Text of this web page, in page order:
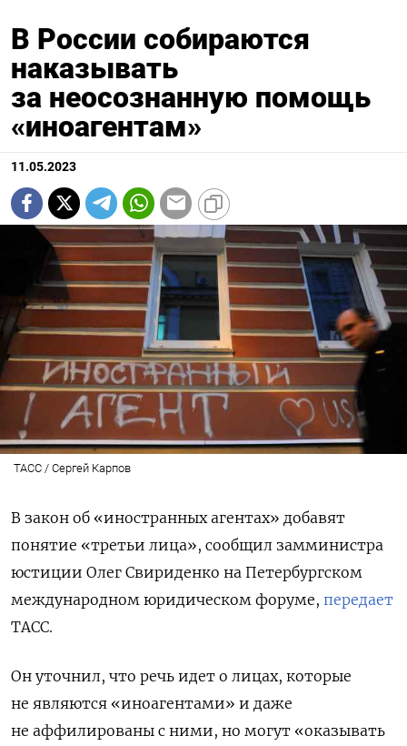
В России собираются
наказывать
за неосознанную помощь
«иноагентам»
11.05.2023
ТАСС / Сергей Карпов
В закон об «иностранных агентах» добавят
понятие «третьи лица», сообщил замминистра
юстиции Олег Свириденко на Петербургском
международном юридическом форуме, передает
ТАСС.
Он уточнил, что речь идет о лицах, которые
не являются «иноагентами» и даже
не аффилированы с ними, но могут «оказывать